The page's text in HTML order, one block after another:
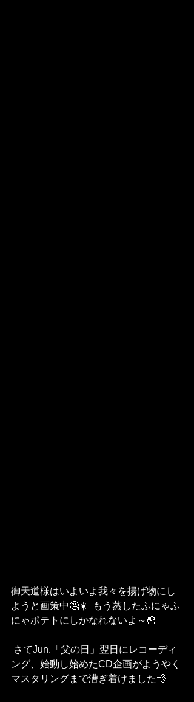
御天道様はいよいよ我々を揚げ物にし
ようと画策中🤔☀️  もう蒸したふにゃふ
にゃポテトにしかなれないよ～🍟
ング、始動し始めたCD企画がようやく
マスタリングまで漕ぎ着けました💨